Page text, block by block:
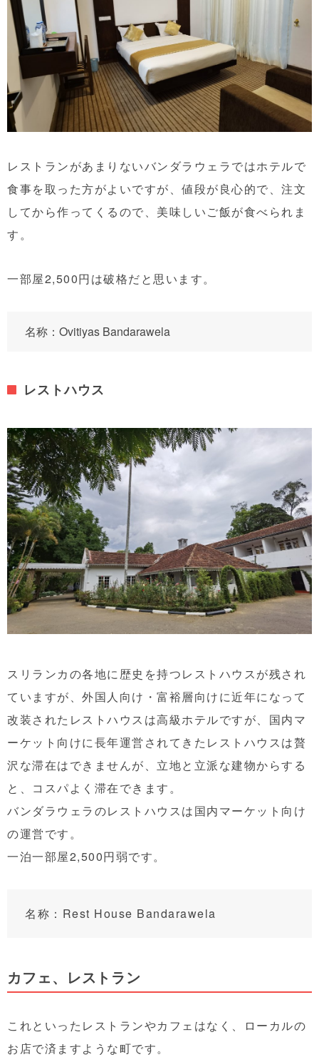
レストランがあまりないバンダラウェラではホテルで
食事を取った方がよいですが、値段が良心的で、注文
してから作ってくるので、美味しいご飯が食べられま
す。
一部屋2,500円は破格だと思います。
名称：Ovitiyas Bandarawela
レストハウス
スリランカの各地に歴史を持つレストハウスが残され
ていますが、外国人向け・富裕層向けに近年になって
改装されたレストハウスは高級ホテルですが、国内マ
ーケット向けに長年運営されてきたレストハウスは贅
沢な滞在はできませんが、立地と立派な建物からする
と、コスパよく滞在できます。
バンダラウェラのレストハウスは国内マーケット向け
の運営です。
一泊一部屋2,500円弱です。
名称：Rest House Bandarawela
カフェ、レストラン
これといったレストランやカフェはなく、ローカルの
お店で済ますような町です。